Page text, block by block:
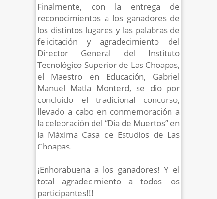
Finalmente, con la entrega de
reconocimientos a los ganadores de
los distintos lugares y las palabras de
felicitación y agradecimiento del
Director General del Instituto
Tecnológico Superior de Las Choapas,
el Maestro en Educación, Gabriel
Manuel Matla Monterd, se dio por
concluido el tradicional concurso,
llevado a cabo en conmemoración a
la celebración del “Día de Muertos” en
la Máxima Casa de Estudios de Las
Choapas.
¡Enhorabuena a los ganadores! Y el
total agradecimiento a todos los
participantes!!!